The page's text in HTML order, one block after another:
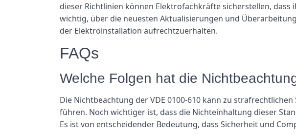
dieser Richtlinien können Elektrofachkräfte sicherstellen,
wichtig, über die neuesten Aktualisierungen und
der Elektroinstallation aufrechtzuerhalten.
FAQs
Welche Folgen hat die
Die Nichtbeachtung der VDE 0100-610 kann zu
führen. Noch wichtiger ist, dass die Nichteinhaltung dieser
Es ist von entscheidender Bedeutung, dass Sicherheit und